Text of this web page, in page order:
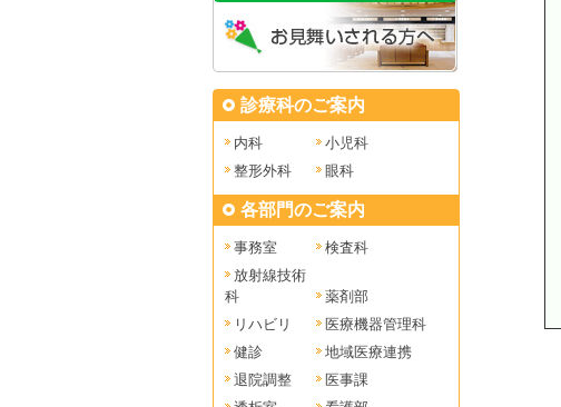
診療科のご案内
内科
小児科
整形外科
眼科
各部門のご案内
事務室
検査科
放射線技術
科
薬剤部
リハビリ
医療機器管理科
健診
地域医療連携
退院調整
医事課